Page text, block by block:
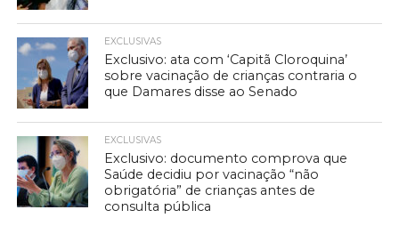
EXCLUSIVAS
Exclusivo: ata com ‘Capitã Cloroquina’
sobre vacinação de crianças contraria o
que Damares disse ao Senado
EXCLUSIVAS
Exclusivo: documento comprova que
Saúde decidiu por vacinação “não
obrigatória” de crianças antes de
consulta pública